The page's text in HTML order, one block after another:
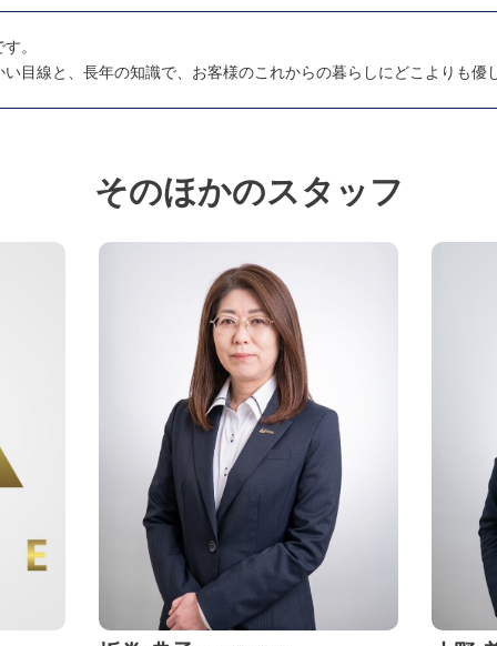
。
目線と、長年の知識で、お客様のこれからの暮らしにどこよりも優
そのほかのスタッフ